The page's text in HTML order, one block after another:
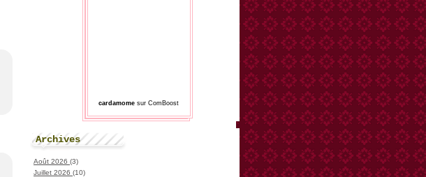
cardamome sur ComBoost
Archives
Août 2026 (3)
Juillet 2026 (10)